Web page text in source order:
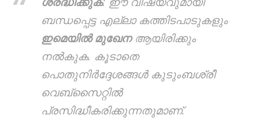
ബന്ധപ്പെട്ട എല്ലാ കത്തിടപാടുകളും
ഇമെയിൽ മുഖേനആയിരിക്കും
നൽകുക. കൂടാതെ
പൊതുനിർദ്ദേശങ്ങൾ കുടുംബശ്രീ
വെബ്സൈറ്റിൽ
പ്രസിദ്ധീകരിക്കുന്നതുമാണ്.